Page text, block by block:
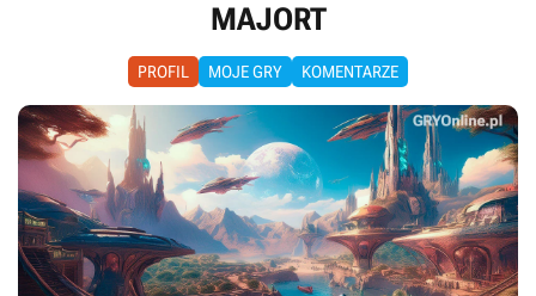
MAJORT
PROFIL MOJE GRY KOMENTARZE